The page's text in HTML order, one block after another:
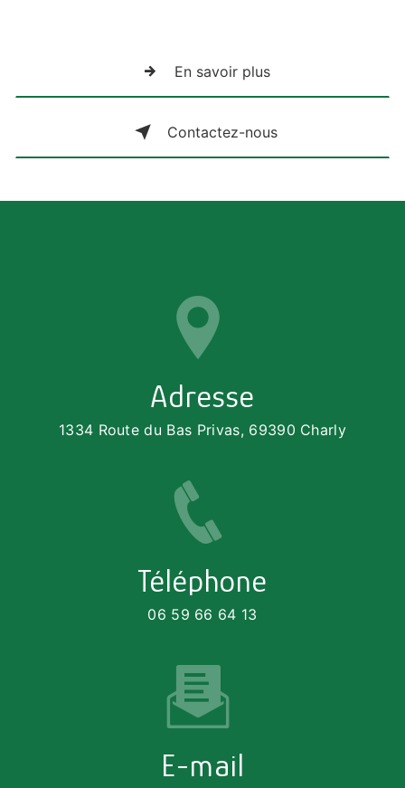
En savoir plus
Contactez-nous
Adresse
1334 Route du Bas Privas, 69390 Charly
Téléphone
06 59 66 64 13
E-mail